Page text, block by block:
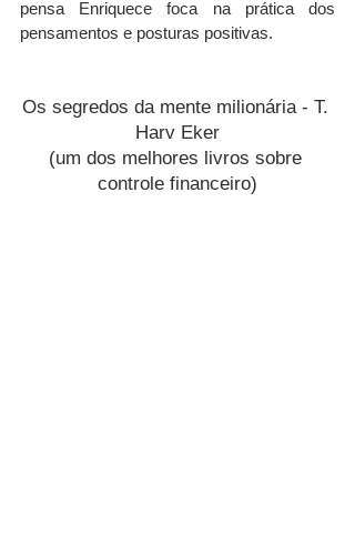
pensa Enriquece foca na prática dos
pensamentos e posturas positivas.
Os segredos da mente milionária - T.
Harv Eker
(um dos melhores livros sobre
controle financeiro)